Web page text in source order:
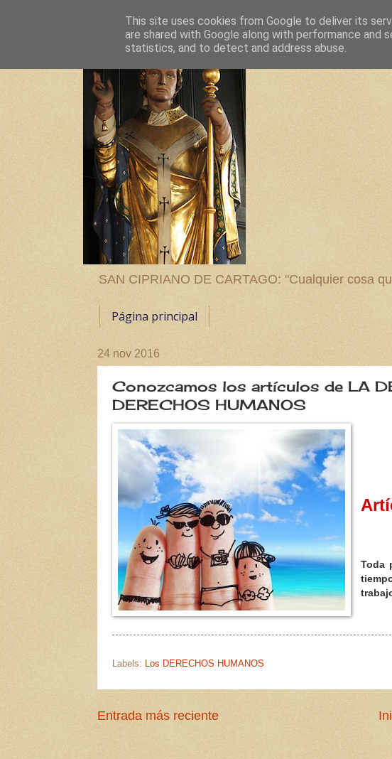
SAN CIPRIANO DE CARTAGO: "Cualquier cosa
Página principal
24 nov 2016
Conozcamos los artículos de LA
DERECHOS HUMANOS
Toda
Labels: Los DERECHOS HUMANOS
Entrada más reciente
This site uses cookies from Google to deliver its
are shared with Google along with performance
statistics, and to detect and address abuse.